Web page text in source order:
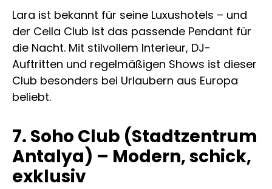
Lara ist bekannt für seine Luxushotels – und
der Ceila Club ist das passende Pendant für
die Nacht. Mit stilvollem Interieur, DJ-
Auftritten und regelmäßigen Shows ist dieser
Club besonders bei Urlaubern aus Europa
beliebt.
7. Soho Club (Stadtzentrum
Antalya) – Modern, schick,
exklusiv